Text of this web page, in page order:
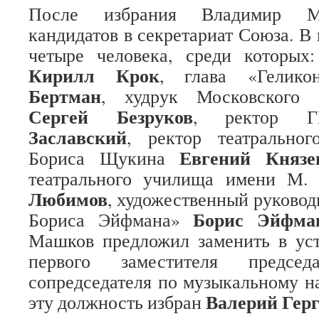
После избрания Владимир
кандидатов в секретариат Союза.
четыре человека, среди
Кирилл Крок, глава
Бертман, худрук Московского
Сергей Безруков, ректор
Заславский, ректор
Бориса ЩукинаЕвгений
театрального училища имени
Любимов, художественный
Бориса Эйфмана»Борис
Машков предложил заменить в
первого заместителя
сопредседателя по музыкальному
эту должность избранВалерий